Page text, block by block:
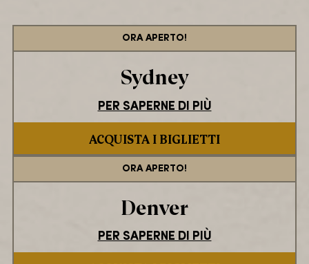
ORA APERTO!
Sydney
PER SAPERNE DI PIÙ
ACQUISTA I BIGLIETTI
ORA APERTO!
Denver
PER SAPERNE DI PIÙ